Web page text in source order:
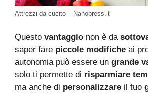
Attrezzi da cucito – Nanopress.it
Questo vantaggio non è da
saper fare piccole modifiche ai
autonomia può essere un grande
solo ti permette di risparmiare
ma anche di personalizzare il tuo